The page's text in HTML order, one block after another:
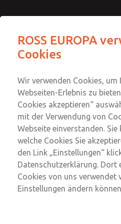
COMPACT -
fremdgesteuert)
Baureihe COMPACT,
Pilotventil, coaxial
drehbarer Ventilsitz
ROSS EUROPA
Cookies
Wir verwenden Cookies, um
Webseiten-Erlebnis zu
Cookies akzeptieren“
mit der Verwendung von
Webseite einverstanden.
welche Cookies Sie
den Link „Einstellungen“
Datenschutzerklärung. Dort
Cookies von uns verwendet
Einstellungen ändern